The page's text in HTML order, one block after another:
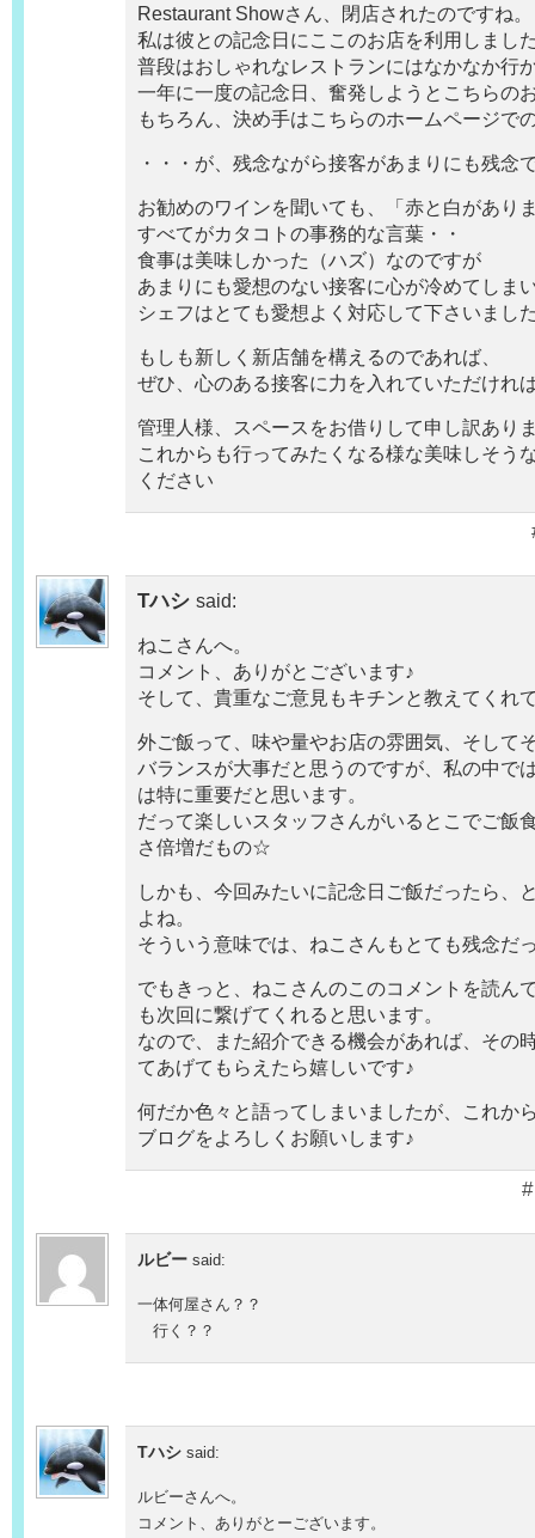
Restaurant Showさん、閉店されたのですね。
私は彼との記念日にここのお店を利用しまし
普段はおしゃれなレストランにはなかなか行
一年に一度の記念日、奮発しようとこちらの
もちろん、決め手はこちらのホームページで
・・・が、残念ながら接客があまりにも残念
お勧めのワインを聞いても、「赤と白があり
すべてがカタコトの事務的な言葉・・
食事は美味しかった（ハズ）なのですが
あまりにも愛想のない接客に心が冷めてしま
シェフはとても愛想よく対応して下さいまし
もしも新しく新店舗を構えるのであれば、
ぜひ、心のある接客に力を入れていただけれ
管理人様、スペースをお借りして申し訳あり
これからも行ってみたくなる様な美味しそう
ください
Tハシ said:
ねこさんへ。
コメント、ありがとございます♪
そして、貴重なご意見もキチンと教えてくれ
外ご飯って、味や量やお店の雰囲気、そして
バランスが大事だと思うのですが、私の中で
は特に重要だと思います。
だって楽しいスタッフさんがいるとこでご飯
さ倍増だもの☆
しかも、今回みたいに記念日ご飯だったら、
よね。
そういう意味では、ねこさんもとても残念だ
でもきっと、ねこさんのこのコメントを読ん
も次回に繋げてくれると思います。
なので、また紹介できる機会があれば、その
てあげてもらえたら嬉しいです♪
何だか色々と語ってしまいましたが、これか
ブログをよろしくお願いします♪
ルビー said:
一体何屋さん？？
行く？？
Tハシ said:
ルビーさんへ。
コメント、ありがとーございます。